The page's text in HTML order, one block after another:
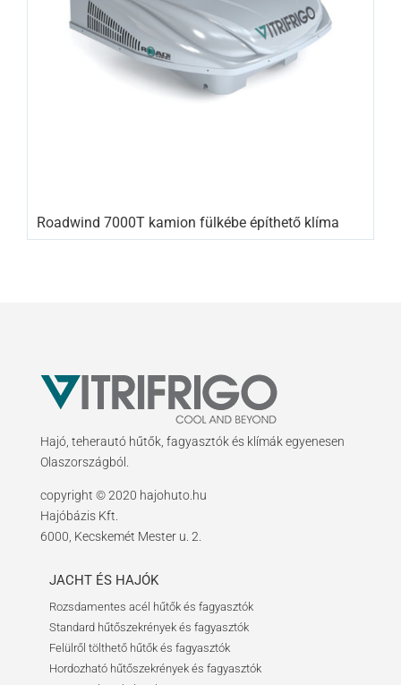
Roadwind 7000T kamion fülkébe építhető klíma
Hajó, teherautó hűtők, fagyasztók és klímák egyenesen
Olaszországból.
copyright © 2020 hajohuto.hu
Hajóbázis Kft.
6000, Kecskemét Mester u. 2.
JACHT ÉS HAJÓK
Rozsdamentes acél hűtők és fagyasztók
Standard hűtőszekrények és fagyasztók
Felülről tölthető hűtők és fagyasztók
Hordozható hűtőszekrények és fagyasztók